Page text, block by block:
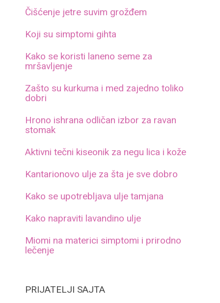
Čišćenje jetre suvim grožđem
Koji su simptomi gihta
Kako se koristi laneno seme za
mršavljenje
Zašto su kurkuma i med zajedno toliko
dobri
Hrono ishrana odličan izbor za ravan
stomak
Aktivni tečni kiseonik za negu lica i kože
Kantarionovo ulje za šta je sve dobro
Kako se upotrebljava ulje tamjana
Kako napraviti lavandino ulje
Miomi na materici simptomi i prirodno
lečenje
PRIJATELJI SAJTA